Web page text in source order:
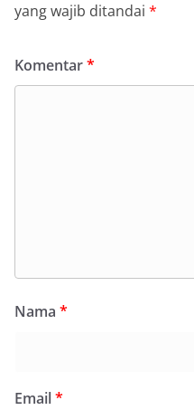
yang wajib ditandai *
Komentar*
Nama *
Email*